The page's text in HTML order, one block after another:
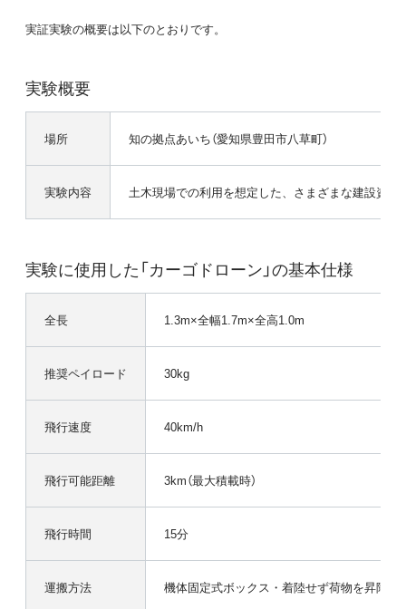
実証実験の概要は以下のとおりです。
実験概要
場所 知の拠点あいち（愛知県豊田市八草町）
実験内容 土木現場での利用を想定した、さまざまな建設資材
実験に使用した「カーゴドローン」の基本仕様
全長 1.3m×全幅1.7m×全高1.0m
推奨ペイロード 30kg
飛行速度 40km/h
飛行可能距離 3km（最大積載時）
飛行時間 15分
運搬方法 機体固定式ボックス・着陸せず荷物を昇降す